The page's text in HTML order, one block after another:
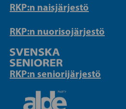
RKP:n naisjärjestö
RKP:n nuorisojärjestö
RKP:n seniorijärjestö